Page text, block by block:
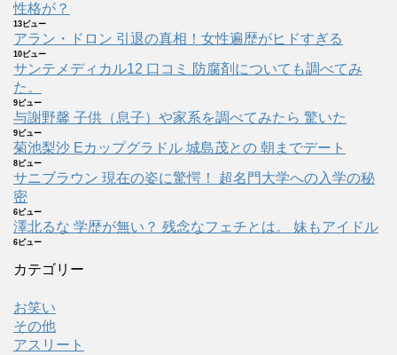
性格が？
13ビュー
アラン・ドロン 引退の真相！女性遍歴がヒドすぎる
10ビュー
サンテメディカル12 口コミ 防腐剤についても調べてみ
た。
9ビュー
与謝野馨 子供（息子）や家系を調べてみたら 驚いた
9ビュー
菊池梨沙 Eカップグラドル 城島茂との 朝までデート
8ビュー
サニブラウン 現在の姿に驚愕！ 超名門大学への入学の秘
密
6ビュー
澤北るな 学歴が無い？ 残念なフェチとは。 妹もアイドル
6ビュー
カテゴリー
お笑い
その他
アスリート